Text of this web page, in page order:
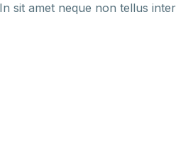
sit amet neque non tellus